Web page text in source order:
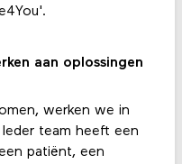
aan oplossingen
werken we in
team heeft een
patiënt, een